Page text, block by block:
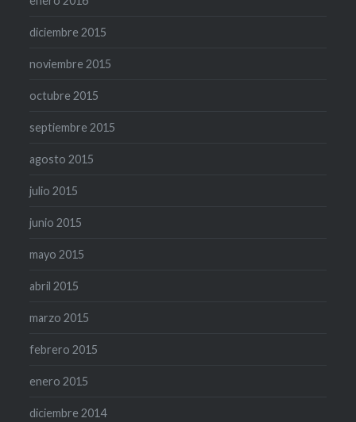
diciembre 2015
noviembre 2015
octubre 2015
septiembre 2015
agosto 2015
julio 2015
junio 2015
mayo 2015
abril 2015
marzo 2015
febrero 2015
enero 2015
diciembre 2014